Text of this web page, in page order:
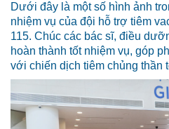
Dưới đây là một số hình ảnh
nhiệm vụ của đội hỗ trợ tiêm
115. Chúc các bác sĩ, điều
hoàn thành tốt nhiệm vụ, góp
với chiến dịch tiêm chủng thần